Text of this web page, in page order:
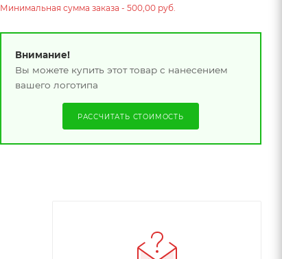
Минимальная сумма заказа - 500,00 руб.
Внимание!
Вы можете купить этот товар с нанесением
вашего логотипа
РАССЧИТАТЬ СТОИМОСТЬ